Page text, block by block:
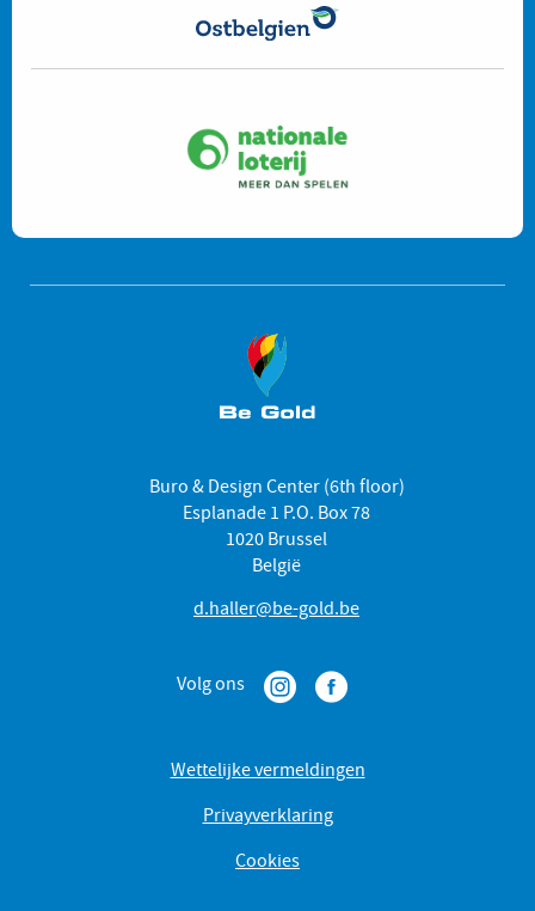
Buro & Design Center (6th floor)
Esplanade 1 P.O. Box 78
1020 Brussel
België
d.haller@be-gold.be
Volg ons
Wettelijke vermeldingen
Privayverklaring
Cookies